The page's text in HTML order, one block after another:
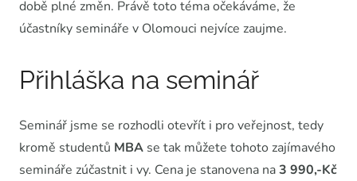
době plné změn. Právě toto téma očekáváme, že
účastníky semináře v Olomouci nejvíce zaujme.
Přihláška na seminář
Seminář jsme se rozhodli otevřít i pro veřejnost, tedy
kromě studentů MBA se tak můžete tohoto zajímavého
semináře zúčastnit i vy. Cena je stanovena na3 990,-Kč